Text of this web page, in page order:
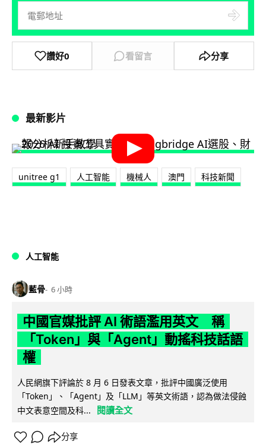
讚好0 看留言 分享
最新影片
unitree g1 人工智能 機械人 澳門 科技新聞
人工智能
藍骨 6 小時
中國官媒批評 AI 術語濫用英文 稱
「Token」與「Agent」動搖科技話語
權
人民網旗下評論於 8 月 6 日發表文章，批評中國廣泛使用
「Token」、「Agent」及「LLM」等英文術語，認為做法侵蝕
中文表意空間及科...
閱讀全文
分享